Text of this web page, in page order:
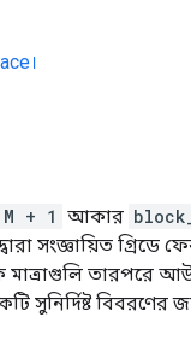
M + 1 আকার
সংজ্ঞায়িত
মাত্রাগুলি তারপরে
সুনির্দিষ্ট বিবরণের